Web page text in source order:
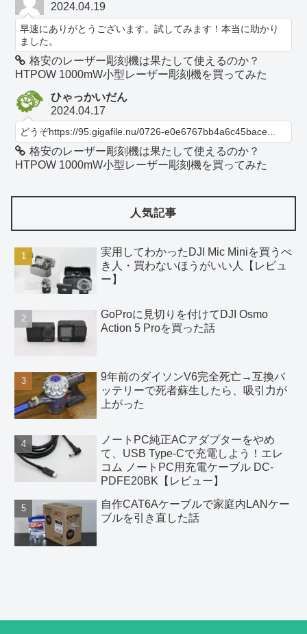
2024.04.19
早速にありがとうございます。試してみます！本当に助かり
ました。
格安のレーザー彫刻機は果たして使えるのか？
HTPOW 1000mW小型レーザー彫刻機を買ってみた
ひゃっかいだん
2024.04.17
どうぞhttps://95.gigafile.nu/0726-e0e6767bb4a6c45bace...
格安のレーザー彫刻機は果たして使えるのか？
HTPOW 1000mW小型レーザー彫刻機を買ってみた
人気記事
実用してわかったDJI Mic Miniを買うべ
き人・買わないほうがいい人【レビュ
ー】
GoProに見切りを付けてDJI Osmo
Action 5 Proを買った話
9年前のダイソンV6完全死亡→互換バ
ッテリーで死者蘇生したら、吸引力が
上がった
ノートPC純正ACアダプターをやめ
て、USB Type-Cで充電しよう！エレ
コム ノートPC用充電ケーブル DC-
PDFE20BK【レビュー】
自作CAT6Aケーブルで家庭内LANケー
ブルを引き直した話